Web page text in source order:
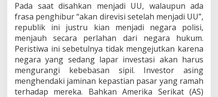
e
n
a
i
N
a
r
Pada saat disahkan menjadi UU, walaupun ada
frasa penghibur “akan direvisi setelah menjadi UU”,
republik ini justru kian menjadi negara polisi,
menjauh secara perlahan dari negara hukum.
Peristiwa ini sebetulnya tidak mengejutkan karena
negara yang sedang lapar investasi akan harus
mengurangi kebebasan sipil. Investor asing
menghendaki jaminan kepastian pasar yang ramah
terhadap mereka. Bahkan Amerika Serikat (AS)